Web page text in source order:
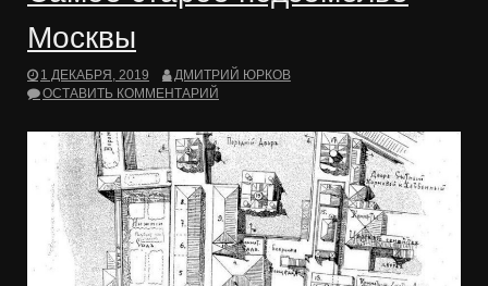
Москвы
1 ДЕКАБРЯ, 2019
ДМИТРИЙ ЮРКОВ
ОСТАВИТЬ КОММЕНТАРИЙ